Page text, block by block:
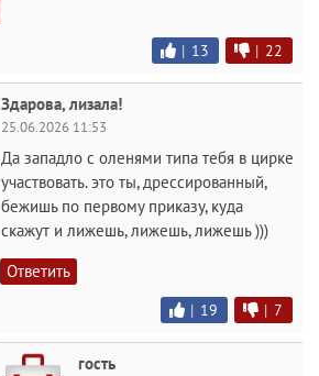
| 13 | 22
Здарова, лизала!
25.06.2026 11:53
Да западло с оленями типа тебя в цирке
участвовать. это ты, дрессированный,
бежишь по первому приказу, куда
скажут и лижешь, лижешь, лижешь )))
Ответить
| 19 | 7
гость